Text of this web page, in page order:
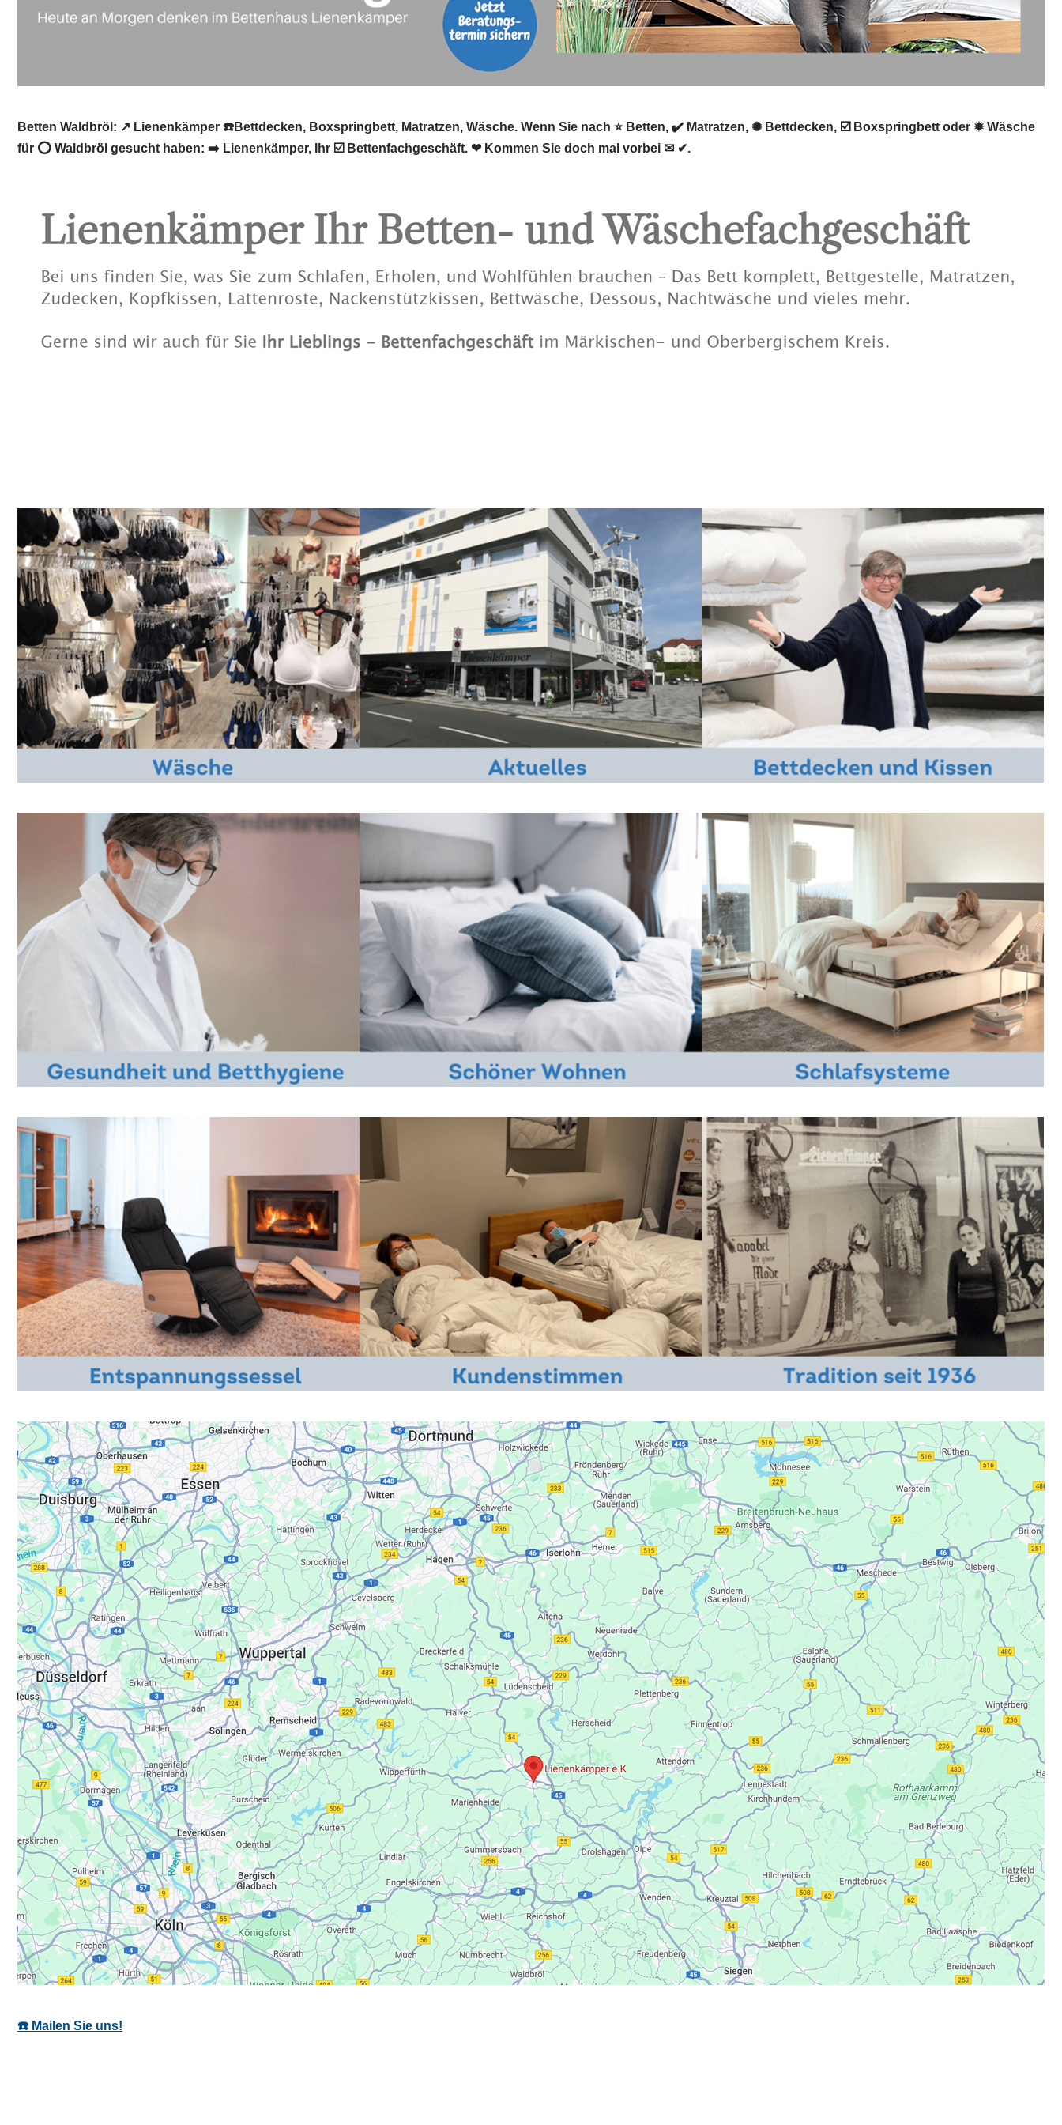
Betten Waldbröl: ↗️ Lienenkämper ☎️Bettdecken, Boxspringbett, Matratzen, Wäsche. Wenn Sie nach ⭐ Betten, ✔️ Matratzen, ✺ Bettdecken, ☑️ Boxspringbett oder ✹ Wäsche
für ⭕ Waldbröl gesucht haben: ➡️ Lienenkämper, Ihr ☑️ Bettenfachgeschäft. ❤ Kommen Sie doch mal vorbei ✉ ✔.
☎️ Mailen Sie uns!